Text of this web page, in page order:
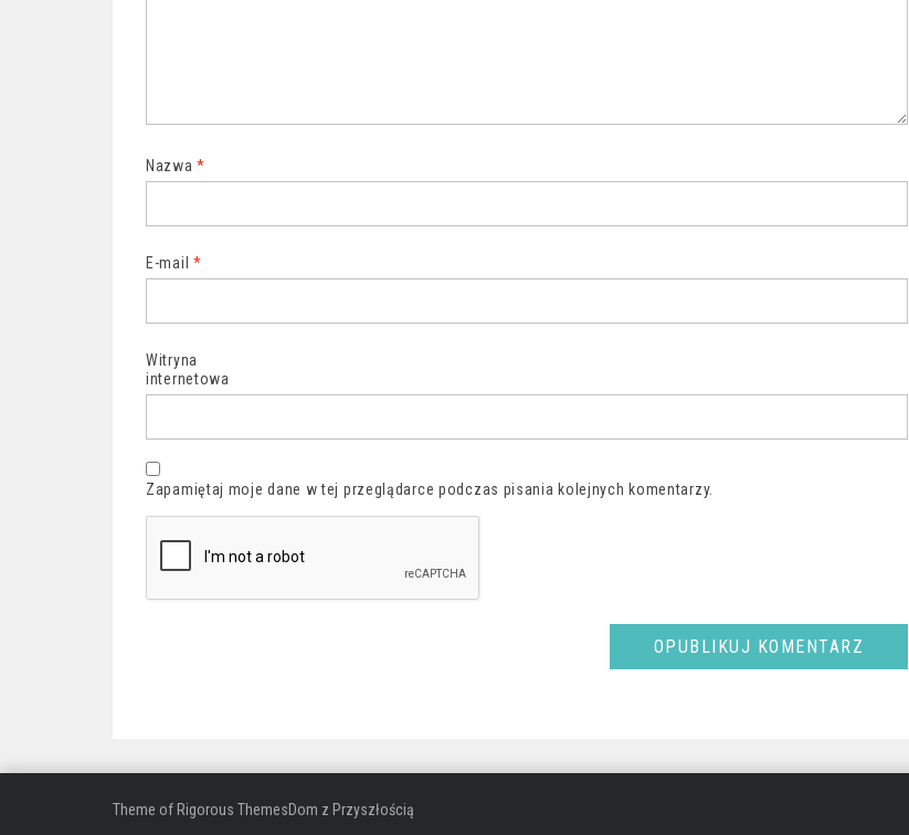
Nazwa*
E-mail *
Witryna
internetowa
Zapamiętaj moje dane w tej przeglądarce podczas pisania kolejnych komentarzy.
Theme of Rigorous ThemesDom z Przyszłością